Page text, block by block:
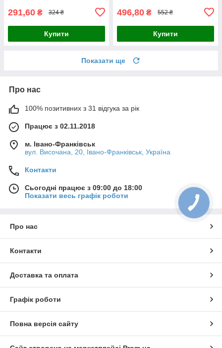
291,60 ₴ 324 ₴
Купити
496,80 ₴ 552 ₴
Купити
Показати ще
Про нас
100% позитивних з 31 відгука за рік
Працює з 02.11.2018
м. Івано-Франківськ
вул. Височана, 20, Івано-Франківськ, Україна
Контакти
Сьогодні працює з 09:00 до 18:00
Показати весь графік роботи
Про нас
Контакти
Доставка та оплата
Графік роботи
Повна версія сайту